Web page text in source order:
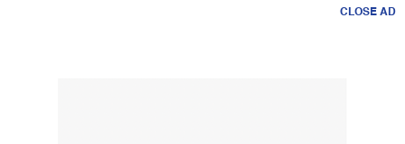
CLOSE AD